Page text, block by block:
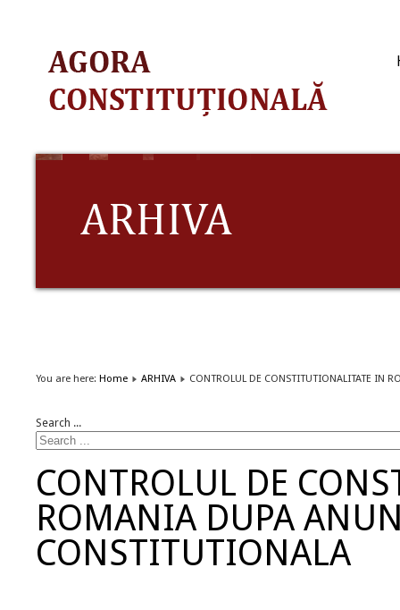
You are here: Home ARHIVA CONTROLUL DE CONSTITUTIONALITATE IN
Search ...
CONTROLUL DE
ROMANIA DUPA
CONSTITUTIONALA